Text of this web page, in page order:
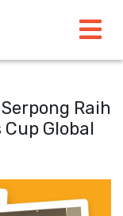
Raih
Global